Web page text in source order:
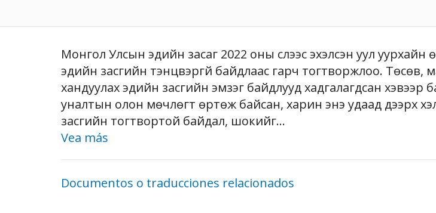
Монгол Улсын эдийн засаг 2022 оны сүүлээс эхэлсэн уул
эдийн засгийн тэнцвэргүй байдлаас гарч тогтворжлоо.
хандуулах эдийн засгийн эмзэг байдлууд хадгалагдсан
уналтын олон мөчлөгт өртөж байсан, харин энэ удаад дээрх
засгийн тогтвортой байдал, шокийг...
Vea más
Documentos o traducciones relacionados